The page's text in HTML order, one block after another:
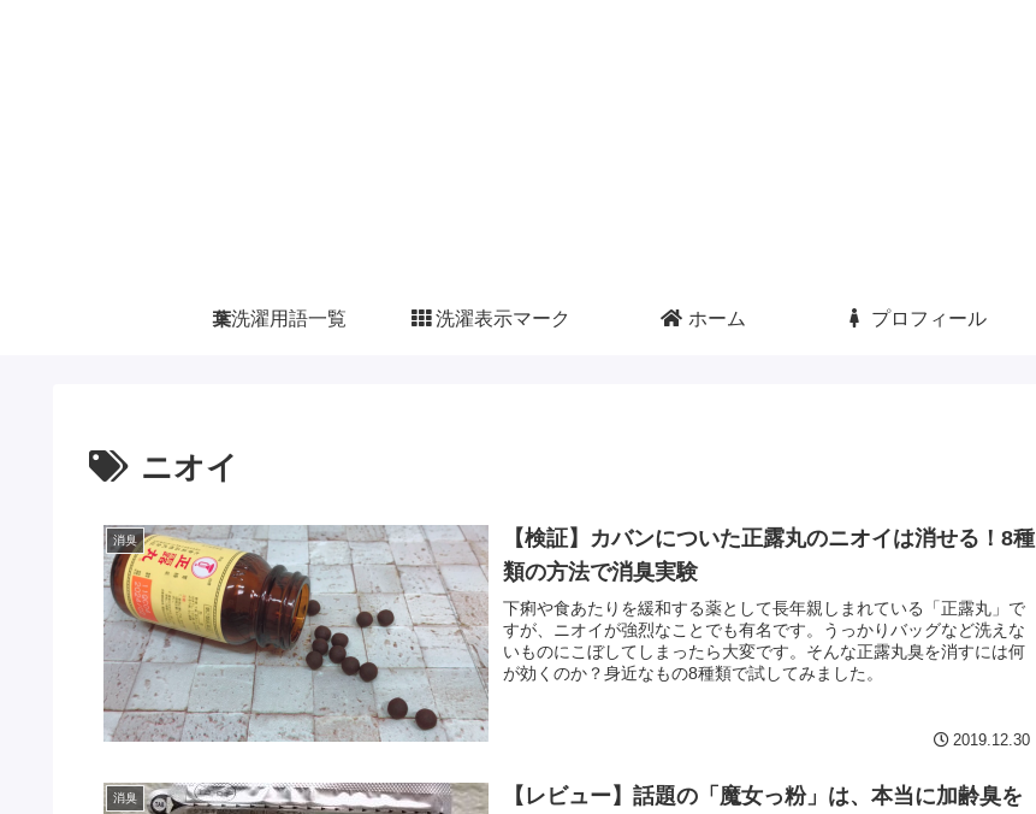
洗濯用語一覧 洗濯表示マーク ホーム プロフィール
ニオイ
消臭
【検証】カバンについた正露丸のニオイは消せる！8種
類の方法で消臭実験
下痢や食あたりを緩和する薬として長年親しまれている「正露丸」で
すが、ニオイが強烈なことでも有名です。うっかりバッグなど洗えな
いものにこぼしてしまったら大変です。そんな正露丸臭を消すには何
が効くのか？身近なもの8種類で試してみました。
2019.12.30
消臭
【レビュー】話題の「魔女っ粉」は、本当に加齢臭を